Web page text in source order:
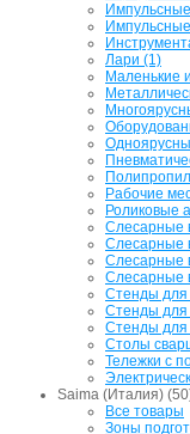
Лари (1)
Маленькие
Рабочие
Роликовые
Слесарные
Слесарные
Слесарные
Слесарные
Стенды для
Стенды для
Стенды для
Столы
Тележки с
Saima (Италия)
Все товары
Зоны